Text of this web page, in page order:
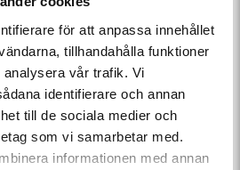
för att anpassa innehållet
tillhandahålla funktioner
vår trafik. Vi
identifierare och annan
till de sociala medier och
som vi samarbetar med.
informationen med annan